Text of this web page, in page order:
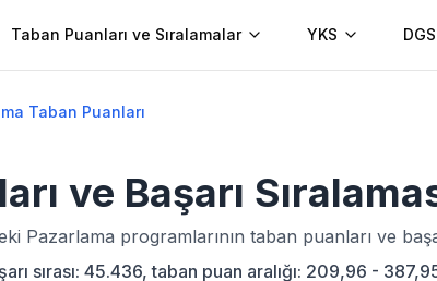
Taban Puanları ve Sıralamalar YKS DGS
Taban Puanları
ve Başarı
Pazarlama programlarının taban puanları ve
sırası: 45.436, taban puan aralığı: 209,96 -